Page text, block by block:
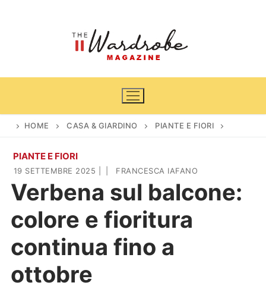
Home
News
Cinema e TV
Casa & Giardino
Arredamento
Piante e fiori
DIY
Lifestyle
HOME CASA & GIARDINO PIANTE E FIORI
PIANTE E FIORI
19 SETTEMBRE 2025 FRANCESCA IAFANO
Verbena sul balcone:
colore e fioritura
continua fino a
ottobre